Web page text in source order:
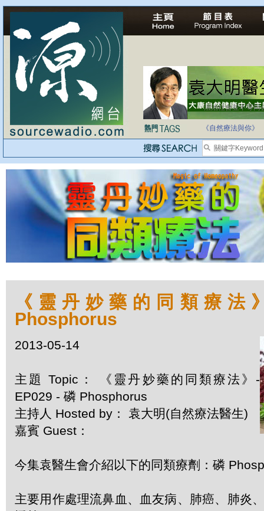
法治社會並不等同
自家教育合法化-
《自然療法與你》
《靈丹妙藥的同類療法
Phosphorus
2013-05-14
主題 Topic： 《靈丹妙藥的同類療法》-
EP029 - 磷 Phosphorus
主持人 Hosted by： 袁大明(自然療法醫生)
嘉賓 Guest：
今集袁醫生會介紹以下的同類療劑：磷
主要用作處理流鼻血、血友病、肺癌、肺炎